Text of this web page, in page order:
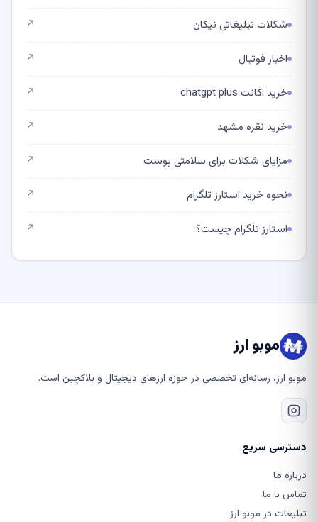
شکلات تبلیغاتی نیکان ↗
اخبار فوتبال ↗
خرید اکانت chatgpt plus ↗
خرید نقره مشهد ↗
مزایای شکلات برای سلامتی پوست ↗
نحوه خرید استارز تلگرام ↗
استارز تلگرام چیست؟ ↗
موبو ارز
موبو ارز، رسانه‌ای تخصصی در حوزه ارزهای دیجیتال و بلاکچین است.
دسترسی سریع
درباره ما
تماس با ما
تبلیغات در موبو ارز